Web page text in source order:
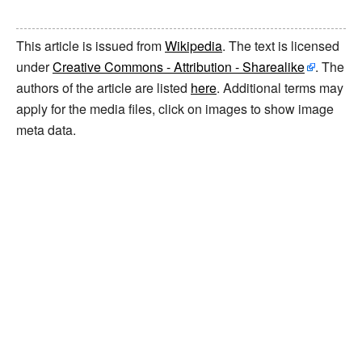
This article is issued fromWikipedia. The text is licensed
underCreative Commons - Attribution - Sharealike
. The
authors of the article are listed here. Additional terms may
apply for the media files, click on images to show image
meta data.